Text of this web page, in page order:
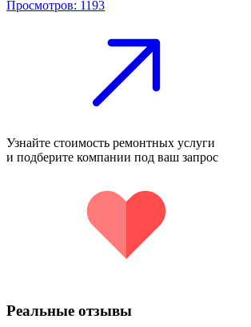
Просмотров: 1193
Узнайте стоимость ремонтных услуги
и подберите компании под ваш запрос
Реальные отзывы